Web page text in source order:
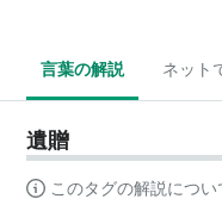
言葉の解説 ネット
遺贈
このタグの解説につい